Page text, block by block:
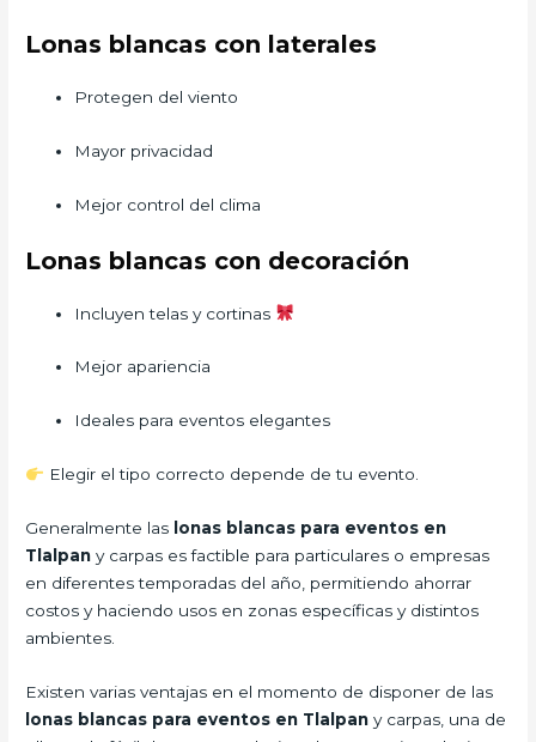
Lonas blancas con laterales
Protegen del viento
Mayor privacidad
Mejor control del clima
Lonas blancas con decoración
Incluyen telas y cortinas
Mejor apariencia
Ideales para eventos elegantes
Elegir el tipo correcto depende de tu evento.
Generalmente las lonas blancas para eventos en
Tlalpan y carpas es factible para particulares o empresas
en diferentes temporadas del año, permitiendo ahorrar
costos y haciendo usos en zonas específicas y distintos
ambientes.
Existen varias ventajas en el momento de disponer de las
lonas blancas para eventos en Tlalpan y carpas, una de